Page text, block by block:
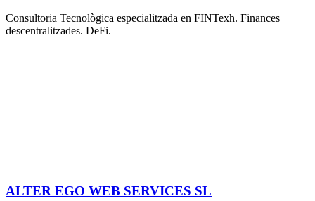
Consultoria Tecnològica especialitzada en FINTexh. Finances
descentralitzades. DeFi.
ALTER EGO WEB SERVICES SL